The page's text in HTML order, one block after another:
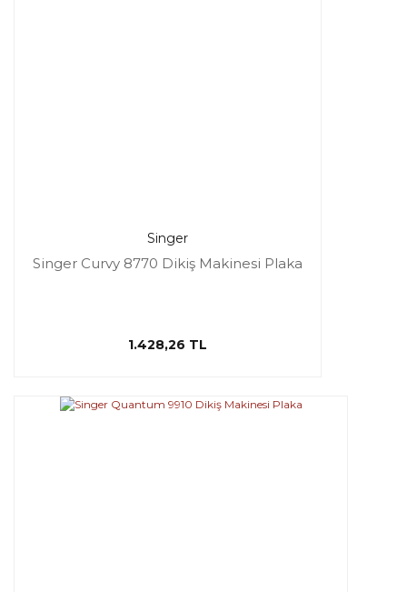
Singer
Singer Curvy 8770 Dikiş Makinesi Plaka
1.428,26 TL